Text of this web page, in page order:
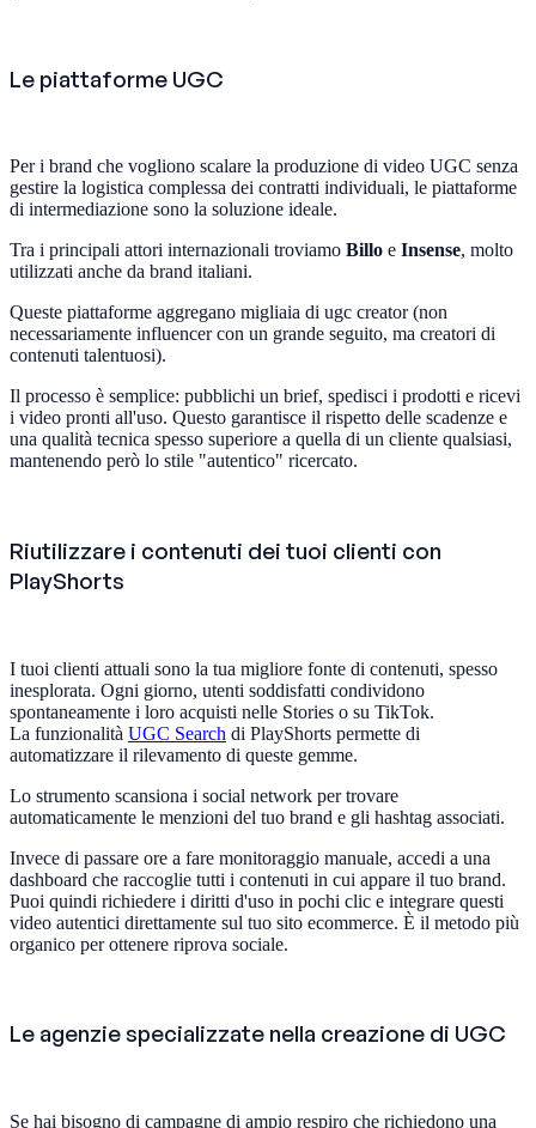
Le piattaforme UGC
Per i brand che vogliono scalare la produzione di video UGC senza
gestire la logistica complessa dei contratti individuali, le piattaforme
di intermediazione sono la soluzione ideale.
Tra i principali attori internazionali troviamo Billo e Insense, molto
utilizzati anche da brand italiani.
Queste piattaforme aggregano migliaia di ugc creator (non
necessariamente influencer con un grande seguito, ma creatori di
contenuti talentuosi).
Il processo è semplice: pubblichi un brief, spedisci i prodotti e ricevi
i video pronti all'uso. Questo garantisce il rispetto delle scadenze e
una qualità tecnica spesso superiore a quella di un cliente qualsiasi,
mantenendo però lo stile "autentico" ricercato.
Riutilizzare i contenuti dei tuoi clienti con
PlayShorts
I tuoi clienti attuali sono la tua migliore fonte di contenuti, spesso
inesplorata. Ogni giorno, utenti soddisfatti condividono
spontaneamente i loro acquisti nelle Stories o su TikTok.
La funzionalità UGC Search di PlayShorts permette di
automatizzare il rilevamento di queste gemme.
Lo strumento scansiona i social network per trovare
automaticamente le menzioni del tuo brand e gli hashtag associati.
Invece di passare ore a fare monitoraggio manuale, accedi a una
dashboard che raccoglie tutti i contenuti in cui appare il tuo brand.
Puoi quindi richiedere i diritti d'uso in pochi clic e integrare questi
video autentici direttamente sul tuo sito ecommerce. È il metodo più
organico per ottenere riprova sociale.
Le agenzie specializzate nella creazione di UGC
Se hai bisogno di campagne di ampio respiro che richiedono una